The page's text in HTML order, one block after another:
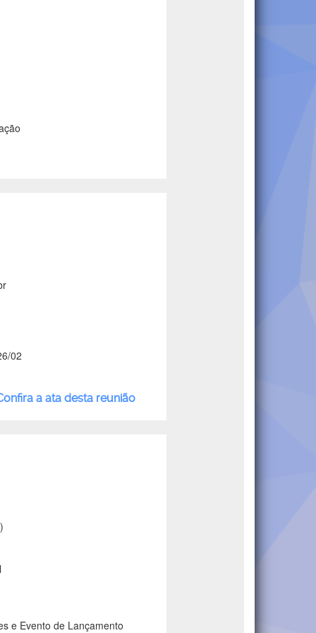
02
a ata desta reunião
e Evento de Lançamento